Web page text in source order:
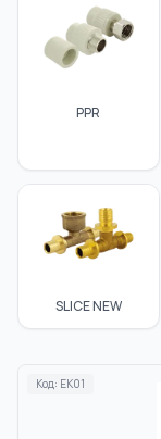
PPR
SLICE NEW
Код: EK01